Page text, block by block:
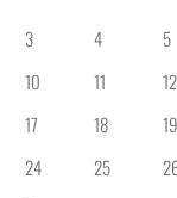
3
4 5
10
11 12
17
18 19
24
25